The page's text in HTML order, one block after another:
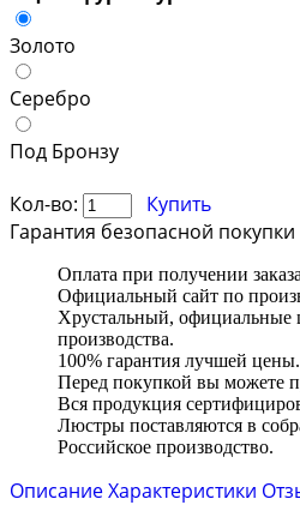
Золото
Серебро
Под Бронзу
Кол-во:
Купить
Гарантия безопасной покупки
Оплата при получении
Официальный сайт по
Хрустальный,
производства.
100% гарантия лучшей цены.
Перед покупкой вы можете
Вся продукция
Люстры поставляются в
Российское производство.
ОписаниеХарактеристики